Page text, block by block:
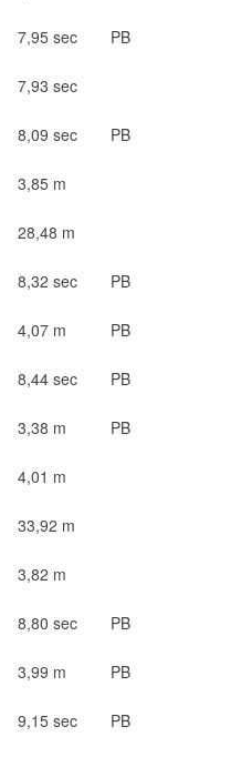
7,95 sec PB
7,93 sec
8,09 sec PB
3,85 m
28,48 m
8,32 sec PB
4,07 m PB
8,44 sec PB
3,38 m PB
4,01 m
33,92 m
3,82 m
8,80 sec PB
3,99 m PB
9,15 sec PB